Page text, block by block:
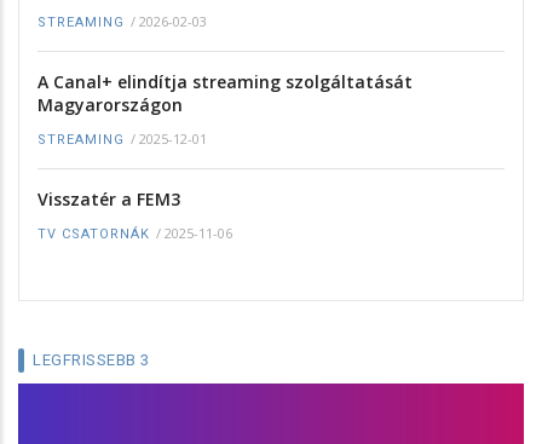
STREAMING / 2026-02-03
A Canal+ elindítja streaming szolgáltatását
Magyarországon
STREAMING / 2025-12-01
Visszatér a FEM3
TV CSATORNÁK / 2025-11-06
LEGFRISSEBB 3